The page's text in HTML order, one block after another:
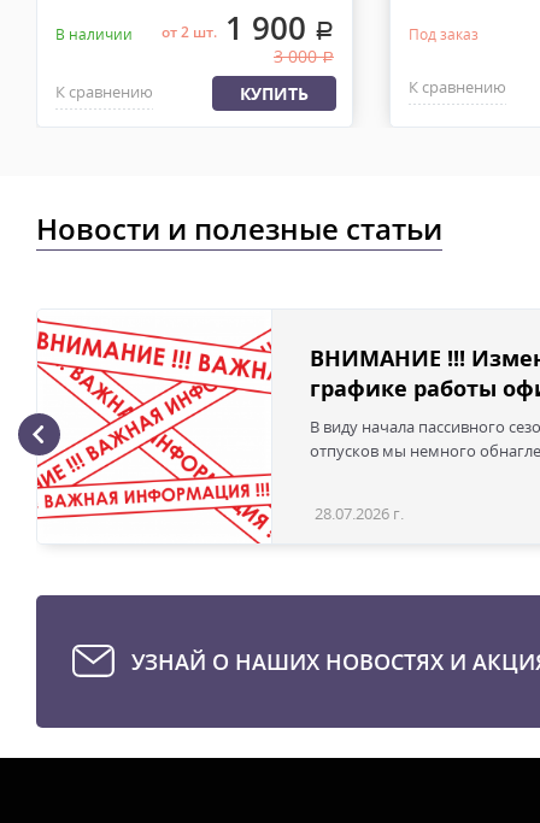
В наличии от 2 шт.1 900 .
3 000.
К сравнению КУПИТЬ
Под заказ
К сравнению
Новости и полезные статьи
ВНИМАНИЕ !!!
графике работы
В виду начала пассивного
отпусков мы немного
28.07.2026 г.
УЗНАЙ О НАШИХ НОВОСТЯХ И